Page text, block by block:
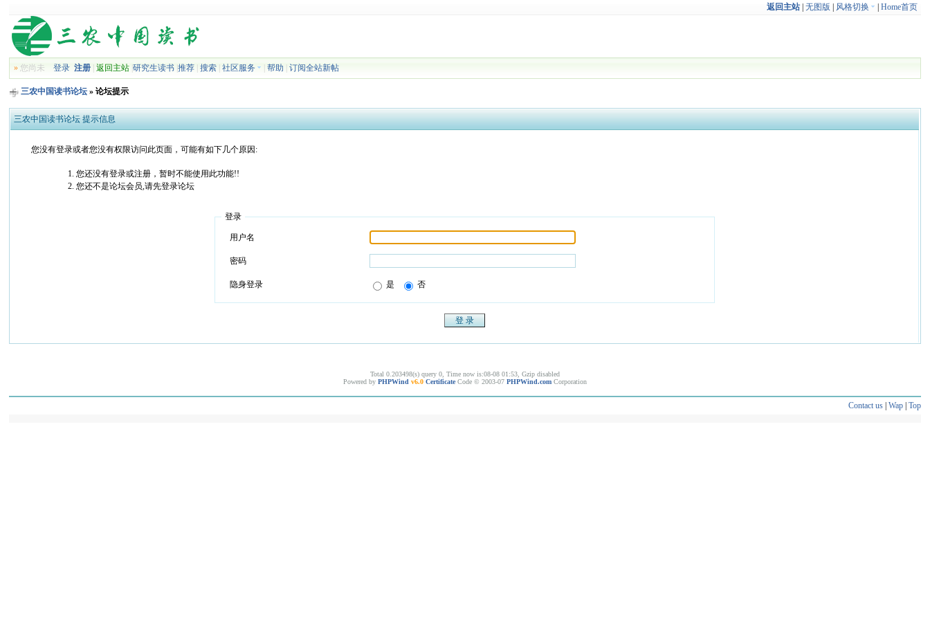
返回主站| 无图版 风格切换 Home首页
» 您尚未登录 注册 |返回主站 |研究生读书 |推荐 |搜索 |社区服务 |帮助 |订阅全站新帖
三农中国读书论坛 » 论坛提示
三农中国读书论坛 提示信息
您没有登录或者您没有权限访问此页面，可能有如下几个原因:
您还没有登录或注册，暂时不能使用此功能!!
您还不是论坛会员,请先登录论坛
登录
用户名
密码
隐身登录 是 否
Total 0.203498(s) query 0, Time now is:08-08 01:53, Gzip disabled
Powered by PHPWind v6.0 Certificate Code © 2003-07 PHPWind.com Corporation
Contact us| Wap| Top